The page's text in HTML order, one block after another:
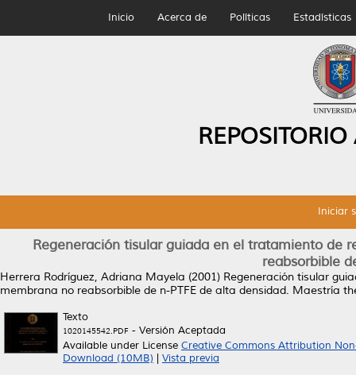
Inicio Acerca de Políticas Estadísticas
Iniciar
Regeneración tisular guiada en el tratamiento de
reabsorbible
Herrera Rodríguez, Adriana Mayela (2001) Regeneración tisular
membrana no reabsorbible de n-PTFE de alta densidad. Maestría
Texto
1020145542.PDF - Versión Aceptada
Available under License Creative Commons Attribution
Download (10MB)
Vista previa